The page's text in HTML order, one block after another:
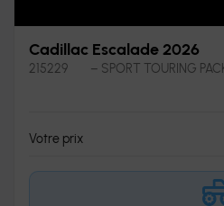
Cadillac Escalade 2026
215229 – SPORT TOURING
Votre prix